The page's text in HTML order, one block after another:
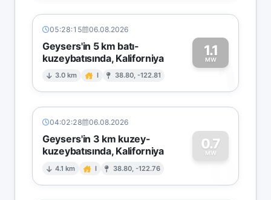
05:28:15 06.08.2026
Geysers'in 5 km batı-
kuzeybatısında, Kaliforniya
3.0 km I 38.80, -122.81
1.1
MW1
04:02:28 06.08.2026
Geysers'in 3 km kuzey-
kuzeybatısında, Kaliforniya
4.1 km I 38.80, -122.76
0.7
MW
0